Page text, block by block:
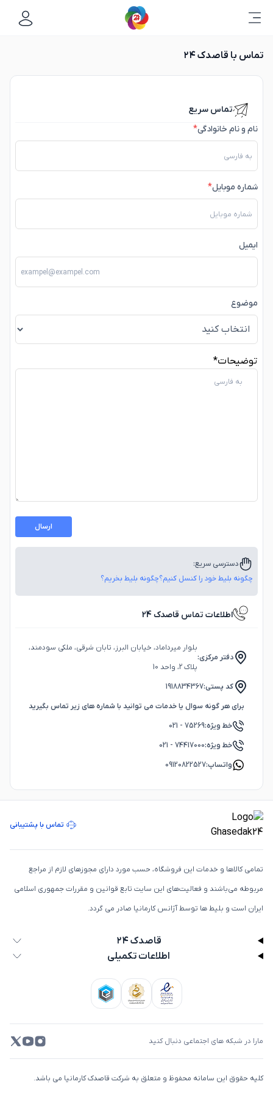
تماس با قاصدک ۲۴
تماس سریع
نام و نام خانوادگی*
شماره موبایل*
ایمیل
موضوع
توضیحات*
ارسال
دسترسی سریع:
چگونه بلیط خود را کنسل کنیم؟چگونه بلیط بخریم؟
اطلاعات تماس قاصدک 24
دفتر مرکزی:
بلوار میرداماد، خیابان البرز، تابان شرقی، ملکی سودمند،
پلاک 2، واحد 10
کد پستی:1918834367
برای هر گونه سوال یا خدمات می توانید با شماره های زیر تماس بگیرید
خط ویژه:75269 - 021
خط ویژه:74417000 - 021
واتساپ:09120822527
تماس با پشتیبانی
تمامی كالاها و خدمات اين فروشگاه، حسب مورد دارای مجوزهای لازم از مراجع
مربوطه می‌باشند و فعاليت‌های اين سايت تابع قوانين و مقررات جمهوری اسلامی
ايران است و بلیط ها توسط آژانس کارمانیا صادر می گردد.
قاصدک ۲۴
اطلاعات تکمیلی
مارا در شبکه های اجتماعی دنبال کنید
کلیه حقوق این سامانه محفوظ و متعلق به شرکت قاصدک کارمانیا می باشد.